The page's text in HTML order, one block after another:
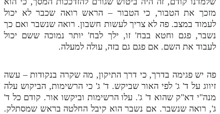
מזכך את הטבור, כי הטבור – הראש רואה שכבר לא יכול
לעמוד במצב. פה לא צריך לעשות חשבון. רואה שנשבר ואם כך
נשבר, פגם וחטא בבח' זו, ילך לבח' יותר נמוכה ששם יכול
לעבוד את השם. אם פגם גם בזה, עולה למעלה.
פה יש פגימה בדרך, כי דרך התיקון, מה שקרה בנקודות – עשה
זיווג על ד' ג' לפי האור שביקש. ד' ג' כי הרשימות, הביקוש עלה
מנה"י דא"ק שהוא ד' ג'. עלו הרשימות וביקשו אור. קודם כל ד'
ג', רואה שנשבר. אם נשבר הוא קיבל החלטה בראש שמסתלק.